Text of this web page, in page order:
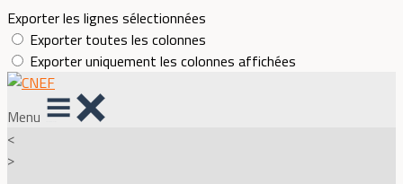
Exporter les lignes sélectionnées
Exporter toutes les colonnes
Exporter uniquement les colonnes affichées
Menu
<
>